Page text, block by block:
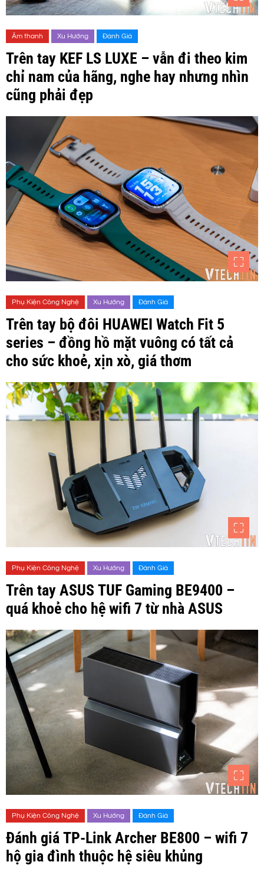
Âm thanh Xu Hướng Đánh Giá
Trên tay KEF LS LUXE – vẫn đi theo kim
chỉ nam của hãng, nghe hay nhưng nhìn
cũng phải đẹp
Phụ Kiện Công Nghệ Xu Hướng Đánh Giá
Trên tay bộ đôi HUAWEI Watch Fit 5
series – đồng hồ mặt vuông có tất cả
cho sức khoẻ, xịn xò, giá thơm
Phụ Kiện Công Nghệ Xu Hướng Đánh Giá
Trên tay ASUS TUF Gaming BE9400 –
quá khoẻ cho hệ wifi 7 từ nhà ASUS
Phụ Kiện Công Nghệ Xu Hướng Đánh Giá
Đánh giá TP-Link Archer BE800 – wifi 7
hộ gia đình thuộc hệ siêu khủng